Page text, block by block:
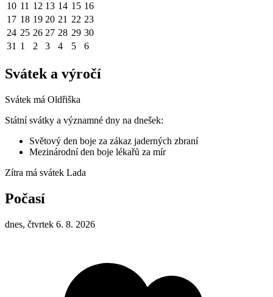
10 11 12 13 14 15 16
17 18 19 20 21 22 23
24 25 26 27 28 29 30
31 1 2 3 4 5 6
Svátek a výročí
Svátek má Oldřiška
Státní svátky a významné dny na dnešek:
Světový den boje za zákaz jaderných zbraní
Mezinárodní den boje lékařů za mír
Zítra má svátek Lada
Počasí
dnes, čtvrtek 6. 8. 2026